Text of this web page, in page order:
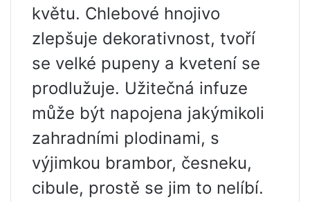
květu. Chlebové hnojivo
zlepšuje dekorativnost, tvoří
se velké pupeny a kvetení se
prodlužuje. Užitečná infuze
může být napojena jakýmikoli
zahradními plodinami, s
výjimkou brambor, česneku,
cibule, prostě se jim to nelíbí.